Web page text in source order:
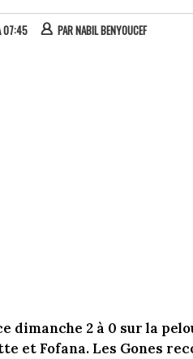
07:45 PARNABIL BENYOUCEF
dimanche 2 à 0 sur la
et Fofana. Les Gones